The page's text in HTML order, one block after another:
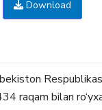
Download
raqam bilan